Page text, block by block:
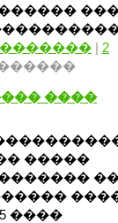
| 2
����
�����
����